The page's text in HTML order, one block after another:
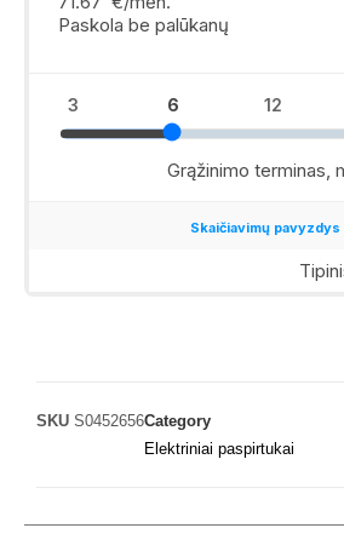
SKU S0452656Category
Elektriniai paspirtukai